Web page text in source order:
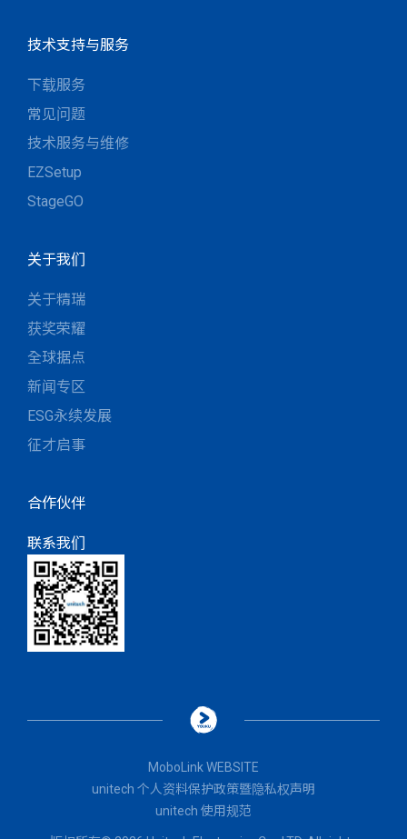
技术支持与服务
下载服务
常见问题
技术服务与维修
EZSetup
StageGO
关于我们
关于精瑞
获奖荣耀
全球据点
新闻专区
ESG永续发展
征才启事
合作伙伴
联系我们
MoboLink WEBSITE
unitech 个人资料保护政策暨隐私权声明
unitech 使用规范